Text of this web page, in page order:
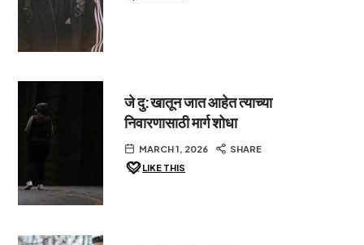
जे दु:खातून जात आहेत त्याच्या
निवारणासाठी मार्ग शोधा
MARCH 1, 2026
SHARE
LIKE THIS